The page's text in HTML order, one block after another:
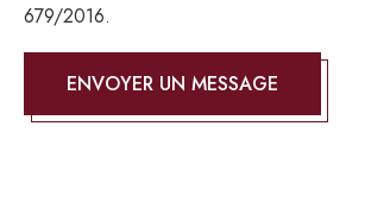
679/2016.